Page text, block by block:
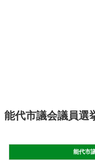
能代市議会議員選
能代市